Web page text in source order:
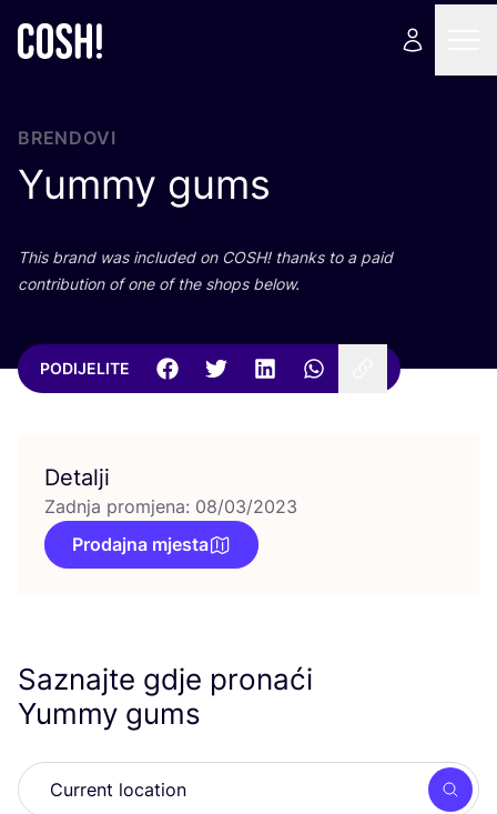
BRENDOVI
Yummy gums
This brand was inclu­ded on COSH! than­ks to a paid
con­tri­bu­ti­on of one of the shops below.
PODIJELITE
Detalji
Zadnja promjena: 08/03/2023
Prodajna mjesta
Saznajte gdje pronaći
Yummy gums